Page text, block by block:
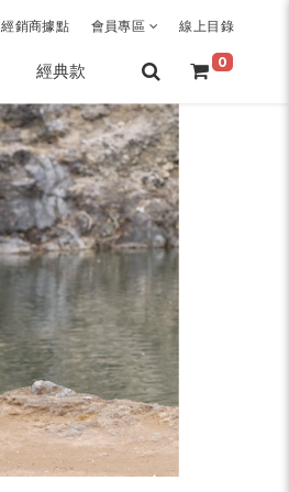
經銷商據點 會員專區 線上目錄
0
經典款